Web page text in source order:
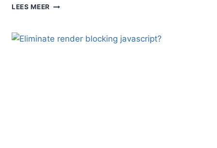
LEES MEER BLOG
LOEP: